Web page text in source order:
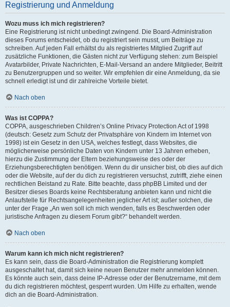
Registrierung und Anmeldung
Wozu muss ich mich registrieren?
Eine Registrierung ist nicht unbedingt zwingend. Die Board-Administration
dieses Forums entscheidet, ob du registriert sein musst, um Beiträge zu
schreiben. Auf jeden Fall erhältst du als registriertes Mitglied Zugriff auf
zusätzliche Funktionen, die Gästen nicht zur Verfügung stehen: zum Beispiel
Avatarbilder, Private Nachrichten, E-Mail-Versand an andere Mitglieder, Beitritt
zu Benutzergruppen und so weiter. Wir empfehlen dir eine Anmeldung, da sie
schnell erledigt ist und dir zahlreiche Vorteile bietet.
Nach oben
Was ist COPPA?
COPPA, ausgeschrieben Children’s Online Privacy Protection Act of 1998
(deutsch: Gesetz zum Schutz der Privatsphäre von Kindern im Internet von
1998) ist ein Gesetz in den USA, welches festlegt, dass Websites, die
möglicherweise persönliche Daten von Kindern unter 13 Jahren erheben,
hierzu die Zustimmung der Eltern beziehungsweise des oder der
Erziehungsberechtigten benötigen. Wenn du dir unsicher bist, ob dies auf dich
oder die Website, auf der du dich zu registrieren versuchst, zutrifft, ziehe einen
rechtlichen Beistand zu Rate. Bitte beachte, dass phpBB Limited und der
Besitzer dieses Boards keine Rechtsberatung anbieten kann und nicht die
Anlaufstelle für Rechtsangelegenheiten jeglicher Art ist; außer solchen, die
unter der Frage „An wen soll ich mich wenden, falls es Beschwerden oder
juristische Anfragen zu diesem Forum gibt?“ behandelt werden.
Nach oben
Warum kann ich mich nicht registrieren?
Es kann sein, dass die Board-Administration die Registrierung komplett
ausgeschaltet hat, damit sich keine neuen Benutzer mehr anmelden können.
Es könnte auch sein, dass deine IP-Adresse oder der Benutzername, mit dem
du dich registrieren möchtest, gesperrt wurden. Um Hilfe zu erhalten, wende
dich an die Board-Administration.